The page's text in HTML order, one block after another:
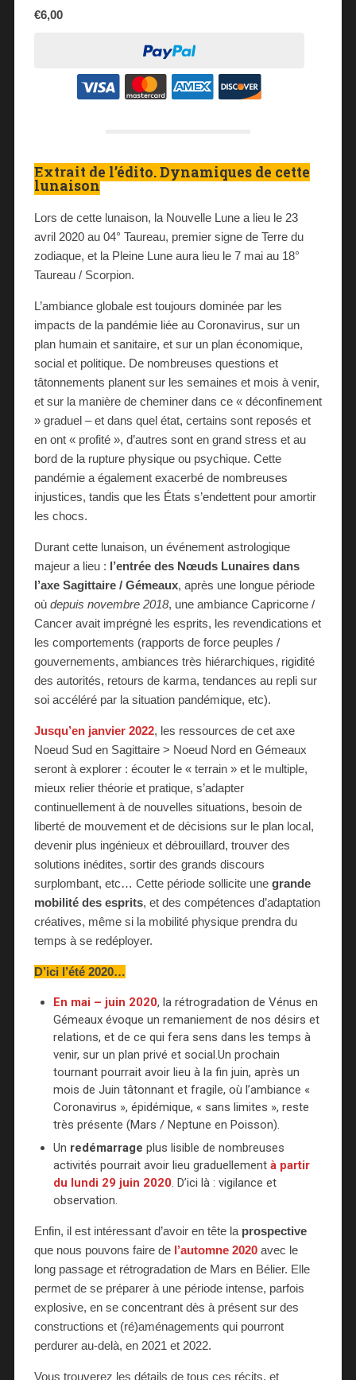
€6,00
Extrait de l’édito. Dynamiques de cette
lunaison
Lors de cette lunaison, la Nouvelle Lune a lieu le 23
avril 2020 au 04° Taureau, premier signe de Terre du
zodiaque, et la Pleine Lune aura lieu le 7 mai au 18°
Taureau / Scorpion.
L’ambiance globale est toujours dominée par les
impacts de la pandémie liée au Coronavirus, sur un
plan humain et sanitaire, et sur un plan économique,
social et politique. De nombreuses questions et
tâtonnements planent sur les semaines et mois à venir,
et sur la manière de cheminer dans ce « déconfinement
» graduel – et dans quel état, certains sont reposés et
en ont « profité », d’autres sont en grand stress et au
bord de la rupture physique ou psychique. Cette
pandémie a également exacerbé de nombreuses
injustices, tandis que les États s’endettent pour amortir
les chocs.
Durant cette lunaison, un événement astrologique
majeur a lieu : l’entrée des Nœuds Lunaires dans
l’axe Sagittaire / Gémeaux, après une longue période
où depuis novembre 2018, une ambiance Capricorne /
Cancer avait imprégné les esprits, les revendications et
les comportements (rapports de force peuples /
gouvernements, ambiances très hiérarchiques, rigidité
des autorités, retours de karma, tendances au repli sur
soi accéléré par la situation pandémique, etc).
Jusqu’en janvier 2022, les ressources de cet axe
Noeud Sud en Sagittaire > Noeud Nord en Gémeaux
seront à explorer : écouter le « terrain » et le multiple,
mieux relier théorie et pratique, s’adapter
continuellement à de nouvelles situations, besoin de
liberté de mouvement et de décisions sur le plan local,
devenir plus ingénieux et débrouillard, trouver des
solutions inédites, sortir des grands discours
surplombant, etc… Cette période sollicite une grande
mobilité des esprits, et des compétences d’adaptation
créatives, même si la mobilité physique prendra du
temps à se redéployer.
D’ici l’été 2020…
En mai – juin 2020, la rétrogradation de Vénus en
Gémeaux évoque un remaniement de nos désirs et
relations, et de ce qui fera sens dans les temps à
venir, sur un plan privé et social.Un prochain
tournant pourrait avoir lieu à la fin juin, après un
mois de Juin tâtonnant et fragile, où l’ambiance «
Coronavirus », épidémique, « sans limites », reste
très présente (Mars / Neptune en Poisson).
Un redémarrage plus lisible de nombreuses
activités pourrait avoir lieu graduellement à partir
du lundi 29 juin 2020. D’ici là : vigilance et
observation.
Enfin, il est intéressant d’avoir en tête la prospective
que nous pouvons faire de l’automne 2020avec le
long passage et rétrogradation de Mars en Bélier. Elle
permet de se préparer à une période intense, parfois
explosive, en se concentrant dès à présent sur des
constructions et (ré)aménagements qui pourront
perdurer au-delà, en 2021 et 2022.
Vous trouverez les détails de tous ces récits, et